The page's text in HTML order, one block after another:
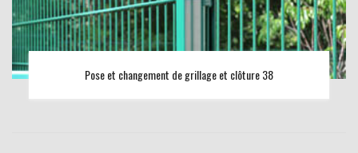
Pose et changement de grillage et clôture 38